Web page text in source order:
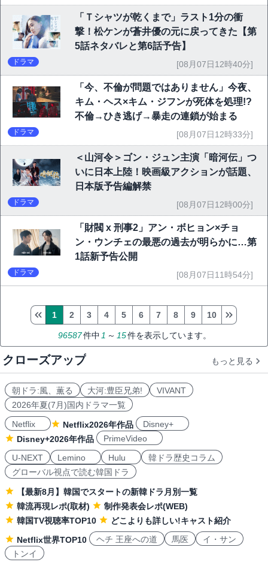
「Ｔシャツが乾くまで」ラスト1分の衝
撃！松ケンが蒼井優の元に戻ってきた【第
5話ネタバレと第6話予告】
ドラマ [08月07日12時40分]
「今、不倫が問題ではありません」今夜、
キム・ヘス×キム・ジフンが死体を処理!?
不倫→ひき逃げ→暴走の連鎖が始まる
ドラマ [08月07日12時33分]
＜山河令＞ゴン・ジュン主演「暗河伝」つ
いに日本上陸！映画級アクションが話題、
日本版予告編解禁
ドラマ [08月07日12時00分]
「財閥 x 刑事2」アン・ボヒョン×チョ
ン・ウンチェの最悪の過去が明らかに…第
1話新予告公開
ドラマ [08月07日11時54分]
96587件中1 ～ 15件を表示しています。
1 2 3 4 5 6 7 8 9 10
クローズアップ もっと見る
朝ドラ:風、薫る 大河:豊臣兄弟!
VIVANT
2026年夏(7月)国内ドラマ一覧
Netflix
Netflix2026年作品
Disney+
Disney+2026年作品
PrimeVideo
U-NEXT
Lemino Hulu
韓ドラ歴史コラム
グローバル視点で読む韓国ドラ
【最新8月】韓国でスタートの新韓ドラ月別一覧
韓流再現レポ(取材)
制作発表会レポ(WEB)
韓国TV視聴率TOP10
どこよりも詳しい!キャスト紹介
Netflix世界TOP10
ヘチ 王座への道 馬医
イ・サン
トンイ